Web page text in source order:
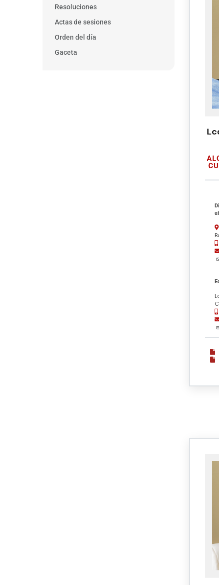
Resoluciones
Actas de sesiones
Orden del día
Gaceta